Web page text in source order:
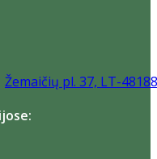
Žemaičių pl. 37, LT-